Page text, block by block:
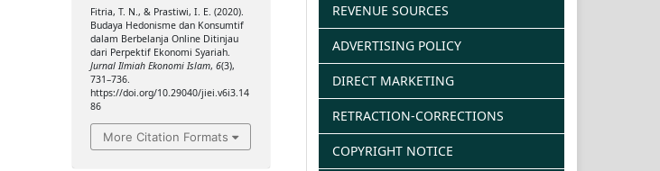
Fitria, T. N., & Prastiwi, I. E. (2020).
Budaya Hedonisme dan Konsumtif
dalam Berbelanja Online Ditinjau
dari Perpektif Ekonomi Syariah.
Jurnal Ilmiah Ekonomi Islam, 6(3),
731–736.
https://doi.org/10.29040/jiei.v6i3.14
86
More Citation Formats
REVENUE SOURCES
ADVERTISING POLICY
DIRECT MARKETING
RETRACTION-CORRECTIONS
COPYRIGHT NOTICE